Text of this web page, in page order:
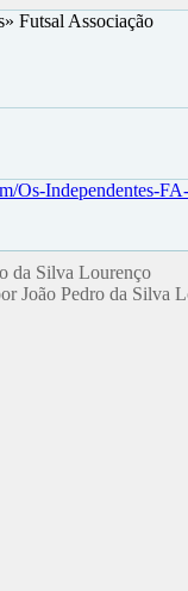
Futsal Associação
Os-Independentes-
da Silva Lourenço
João Pedro da Silva